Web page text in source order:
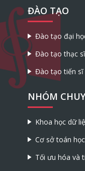
ĐÀO TẠO
Đào tạo đại
Đào tạo thạc sĩ
Đào tạo tiến sĩ
NHÓM
Khoa học dữ
Cơ sở toán
Tối ưu hóa và